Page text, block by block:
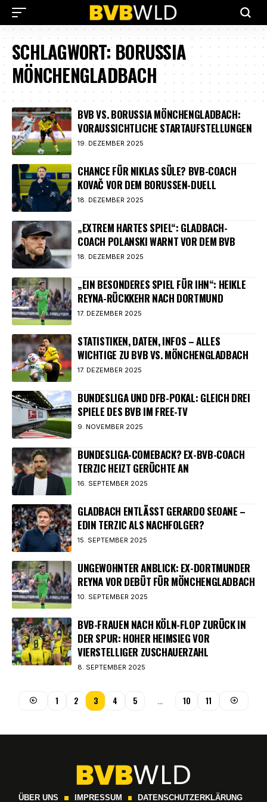
SCHLAGWORT:BORUSSIA
MÖNCHENGLADBACH
BVB VS. BORUSSIA MÖNCHENGLADBACH:
VORAUSSICHTLICHE STARTAUFSTELLUNGEN
19. DEZEMBER 2025
CHANCE FÜR NIKLAS SÜLE? BVB-COACH
KOVAČ VOR DEM BORUSSEN-DUELL
18. DEZEMBER 2025
„EXTREM HARTES SPIEL“: GLADBACH-
COACH POLANSKI WARNT VOR DEM BVB
18. DEZEMBER 2025
„EIN BESONDERES SPIEL FÜR IHN“: HEIKLE
REYNA-RÜCKKEHR NACH DORTMUND
17. DEZEMBER 2025
STATISTIKEN, DATEN, INFOS – ALLES
WICHTIGE ZU BVB VS. MÖNCHENGLADBACH
17. DEZEMBER 2025
BUNDESLIGA UND DFB-POKAL: GLEICH DREI
SPIELE DES BVB IM FREE-TV
9. NOVEMBER 2025
BUNDESLIGA-COMEBACK? EX-BVB-COACH
TERZIC HEIZT GERÜCHTE AN
16. SEPTEMBER 2025
GLADBACH ENTLÄSST GERARDO SEOANE –
EDIN TERZIC ALS NACHFOLGER?
15. SEPTEMBER 2025
UNGEWOHNTER ANBLICK: EX-DORTMUNDER
REYNA VOR DEBÜT FÜR MÖNCHENGLADBACH
10. SEPTEMBER 2025
BVB-FRAUEN NACH KÖLN-FLOP ZURÜCK IN
DER SPUR: HOHER HEIMSIEG VOR
VIERSTELLIGER ZUSCHAUERZAHL
8. SEPTEMBER 2025
1 2 3 4 5 … 10 11
ÜBER UNS IMPRESSUM DATENSCHUTZERKLÄRUNG